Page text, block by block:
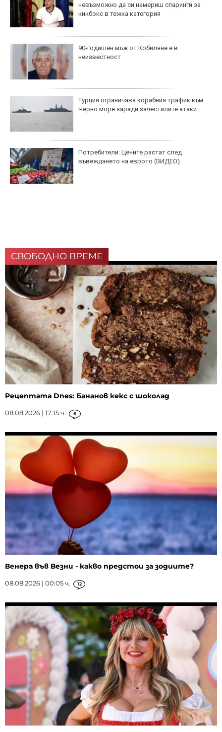
невъзможно да си намериш спаринги за
кикбокс в тежка категория
90-годишен мъж от Кобиляне е в
неизвестност
Турция ограничава корабния трафик към
Черно море заради зачестилите атаки
Потребители: Цените растат след
въвеждането на еврото (ВИДЕО)
СВОБОДНО ВРЕМЕ
Рецептата Dnes: Бананов кекс с шоколад
08.08.2026 | 17:15 ч. 6
Венера във Везни - какво предстои за зодиите?
08.08.2026 | 00:05 ч. 12